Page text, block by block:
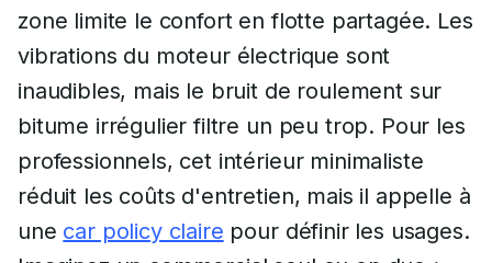
zone limite le confort en flotte partagée. Les
vibrations du moteur électrique sont
inaudibles, mais le bruit de roulement sur
bitume irrégulier filtre un peu trop. Pour les
professionnels, cet intérieur minimaliste
réduit les coûts d'entretien, mais il appelle à
une car policy claire pour définir les usages.